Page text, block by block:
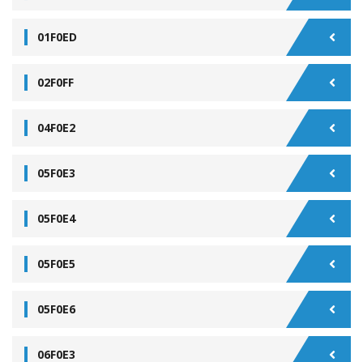
01F0ED
02F0FF
04F0E2
05F0E3
05F0E4
05F0E5
05F0E6
06F0E3